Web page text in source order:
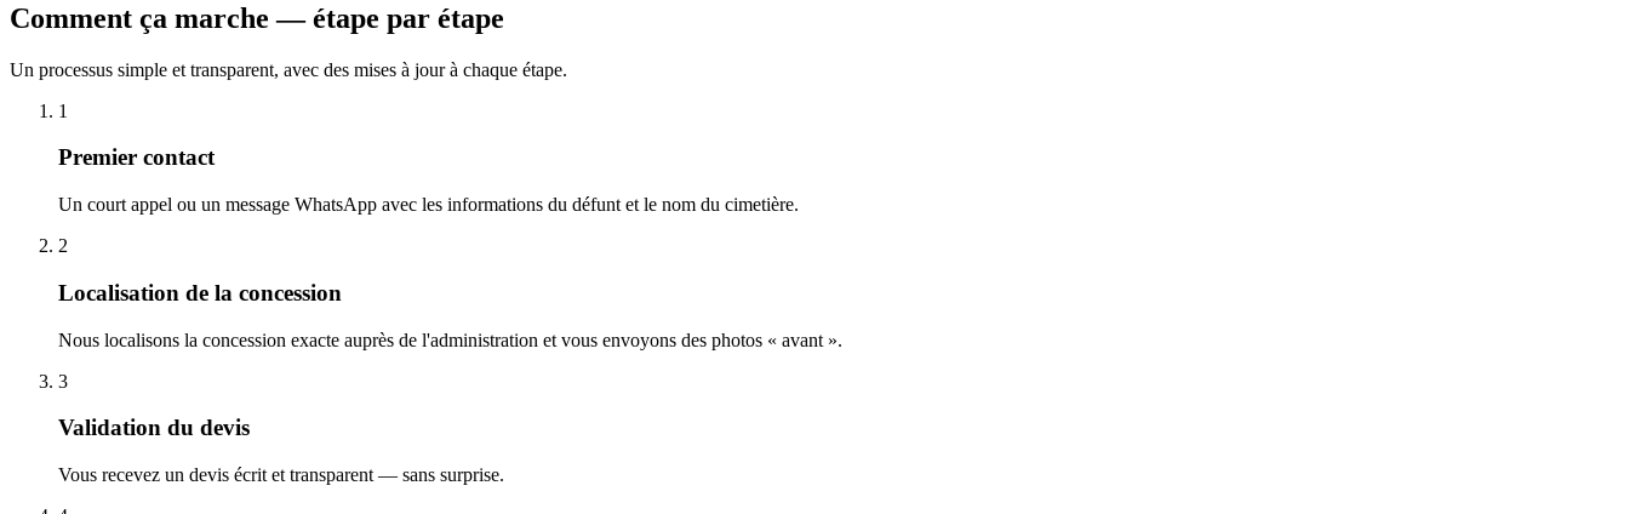
Comment ça marche — étape par étape
Un processus simple et transparent, avec des mises à jour à chaque étape.
1
Premier contact
Un court appel ou un message WhatsApp avec les informations du défunt et le nom du cimetière.
2
Localisation de la concession
Nous localisons la concession exacte auprès de l'administration et vous envoyons des photos « avant ».
3
Validation du devis
Vous recevez un devis écrit et transparent — sans surprise.